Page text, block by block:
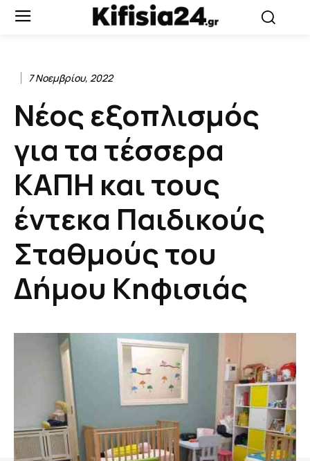
7 Νοεμβρίου, 2022
Νέος εξοπλισμός
για τα τέσσερα
ΚΑΠΗ και τους
έντεκα Παιδικούς
Σταθμούς του
Δήμου Κηφισιάς